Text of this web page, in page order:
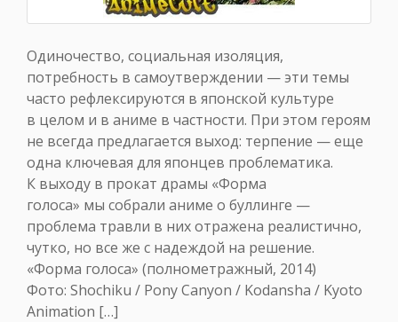
Одиночество, социальная изоляция,
потребность в самоутверждении — эти темы
часто рефлексируются в японской культуре
в целом и в аниме в частности. При этом героям
не всегда предлагается выход: терпение — еще
одна ключевая для японцев проблематика.
К выходу в прокат драмы «Форма
голоса» мы собрали аниме о буллинге —
проблема травли в них отражена реалистично,
чутко, но все же с надеждой на решение.
«Форма голоса» (полнометражный, 2014)
Фото: Shochiku / Pony Canyon / Kodansha / Kyoto
Animation […]